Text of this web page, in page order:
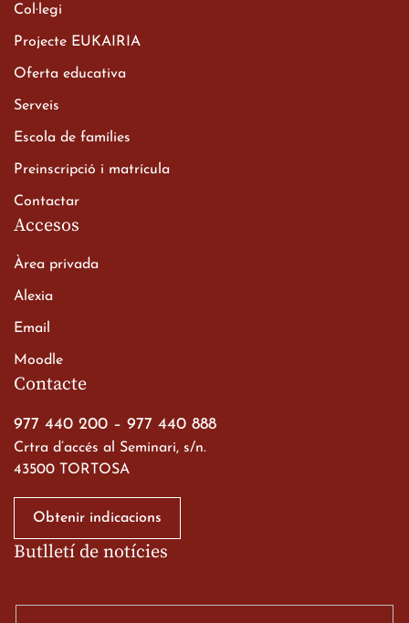
Xerrada del Sr. Bisbe als
Batxillerat
a les ciutats imperials
Contacte
977 440 200 – 977 440 888
Crtra d’accés al Seminari, s/n.
43500 TORTOSA
Obtenir indicacions
Col·legi
Projecte EUKAIRIA
Oferta educativa
Serveis
Escola de famílies
Preinscripció i matrícula
Contactar
Accesos
Àrea privada
Alexia
Email
Moodle
Butlletí de notícies